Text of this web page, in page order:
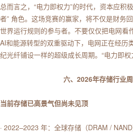
总而言之，“电力即权力”的时代，资本应积
者” 角色。这场竞赛的赢家，将不仅是财务
世界运行规则的参与者。不要仅仅把电网看
AI和能源转型的双重驱动下，电网正在经历
纪光纤铺设一样的超级成长周期。“电力即权
六、2026年存储行业
当前存储已高景气但尚未见顶
· 2022–2023 年：全球存储（DRAM /